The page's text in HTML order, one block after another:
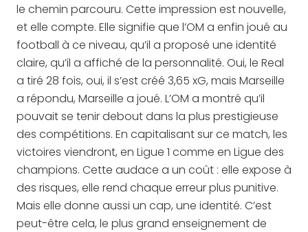
le chemin parcouru. Cette impression est nouvelle,
et elle compte. Elle signifie que l’OM a enfin joué au
football à ce niveau, qu’il a proposé une identité
claire, qu’il a affiché de la personnalité. Oui, le Real
a tiré 28 fois, oui, il s’est créé 3,65 xG, mais Marseille
a répondu, Marseille a joué. L’OM a montré qu’il
pouvait se tenir debout dans la plus prestigieuse
des compétitions. En capitalisant sur ce match, les
victoires viendront, en Ligue 1 comme en Ligue des
champions. Cette audace a un coût : elle expose à
des risques, elle rend chaque erreur plus punitive.
Mais elle donne aussi un cap, une identité. C’est
peut-être cela, le plus grand enseignement de